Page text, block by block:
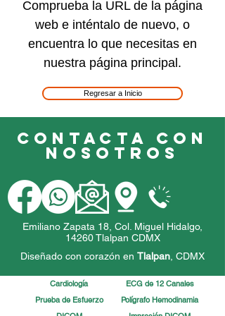
Comprueba la URL de la página
web e inténtalo de nuevo, o
encuentra lo que necesitas en
nuestra página principal.
Regresar a Inicio
Contacta con
nosotros
Emiliano Zapata 18, Col. Miguel Hidalgo,
14260 Tlalpan CDMX
Diseñado con corazón en Tlalpan CDMX
Cardiología
Prueba de Esfuerzo
ECG de 12 Canales
Polígrafo Hemodinamia